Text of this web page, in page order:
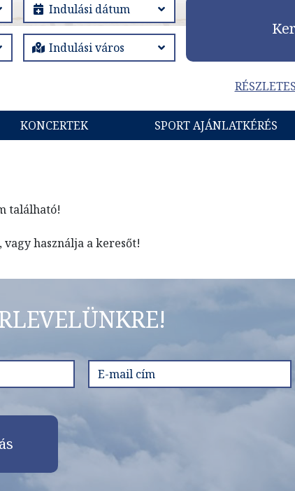
KONCERTEK SPORT AJÁNLATKÉRÉS
található!
, vagy használja a keresőt!